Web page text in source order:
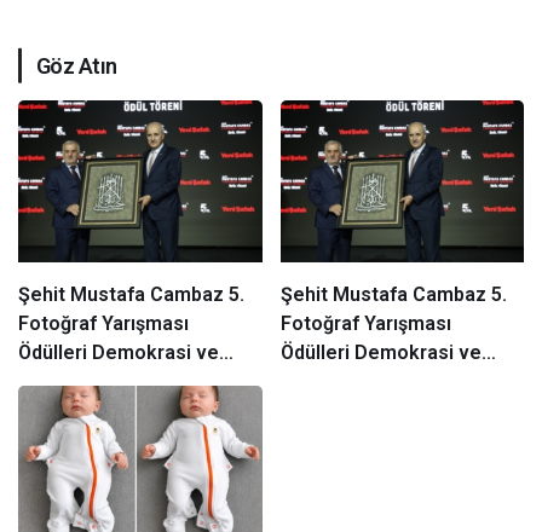
Göz Atın
Şehit Mustafa Cambaz 5.
Fotoğraf Yarışması
Ödülleri Demokrasi ve
Özgürlükler Adası’nda
Sahiplerini Buldu
Şehit Mustafa Cambaz 5.
Fotoğraf Yarışması
Ödülleri Demokrasi ve